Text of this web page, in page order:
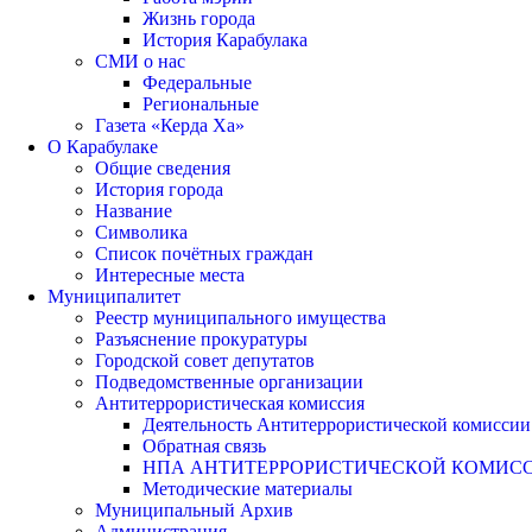
Жизнь города
История Карабулака
СМИ о нас
Федеральные
Региональные
Газета «Керда Ха»
О Карабулаке
Общие сведения
История города
Название
Символика
Список почётных граждан
Интересные места
Муниципалитет
Реестр муниципального имущества
Разъяснение прокуратуры
Городской совет депутатов
Подведомственные организации
Антитеррористическая комиссия
Деятельность Антитеррористической комиссии
Обратная связь
НПА АНТИТЕРРОРИСТИЧЕСКОЙ
Методические материалы
Муниципальный Архив